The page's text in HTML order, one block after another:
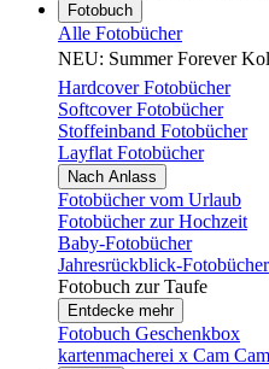
Fotobuch
Alle Fotobücher
NEU: Summer Forever
Hardcover Fotobücher
Softcover Fotobücher
Stoffeinband Fotobücher
Layflat Fotobücher
Nach Anlass
Fotobücher vom Urlaub
Fotobücher zur Hochzeit
Baby-Fotobücher
Jahresrückblick-Fotobücher
Fotobuch zur Taufe
Entdecke mehr
Fotobuch Geschenkbox
kartenmacherei x Cam